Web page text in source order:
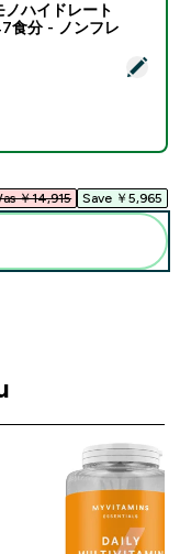
チン モノハイドレ
ハイドレート
食分 - ノンフレ
￥14,915‎ Save ￥5,965‎